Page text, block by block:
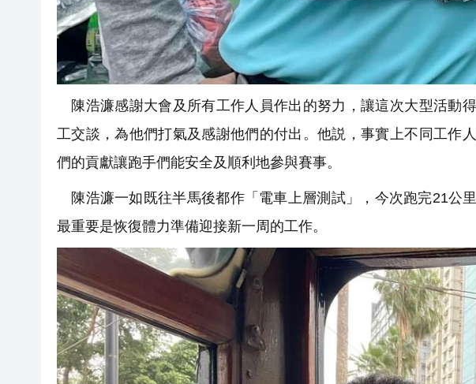
陳浩濂感謝大會及所有工作人員作出的努力，讓這次大型活動
工交談，為他們打氣及感謝他們的付出。他説，事實上不同工作
們的貢獻讓跑手們能安全及順利地參與賽事。
陳浩濂一如既往半馬後都作「電車上層測試」，今次跑完21公
最重要是恢復體力準備迎接新一周的工作。